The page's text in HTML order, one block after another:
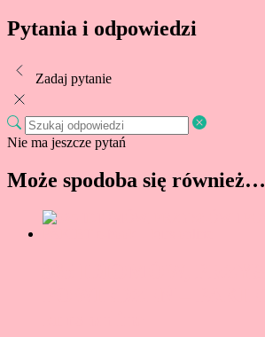
Pytania i odpowiedzi
Zadaj pytanie
Nie ma jeszcze pytań
Może spodoba się również…